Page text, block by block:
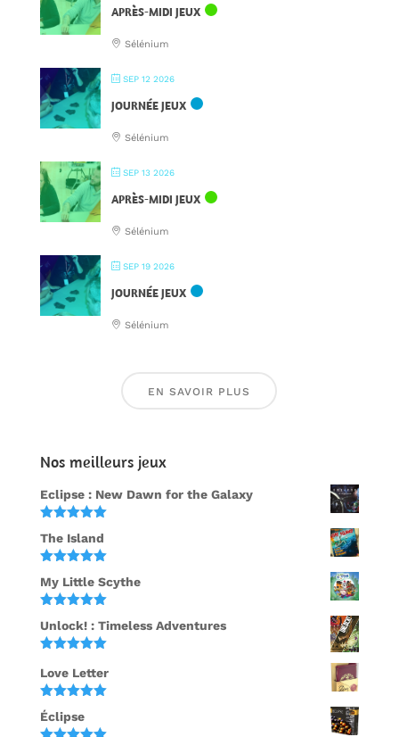
APRÈS-MIDI JEUX
Sélénium
SEP 12 2026
JOURNÉE JEUX
Sélénium
SEP 13 2026
APRÈS-MIDI JEUX
Sélénium
SEP 19 2026
JOURNÉE JEUX
Sélénium
EN SAVOIR PLUS
Nos meilleurs jeux
Eclipse : New Dawn for the Galaxy
sur 5
The Island
sur 5
My Little Scythe
sur 5
Unlock! : Timeless Adventures
sur 5
Love Letter
Note
sur 5
Éclipse